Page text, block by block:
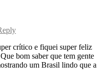
crítico e fiquei super feliz
bom saber que tem gente
um Brasil lindo que a